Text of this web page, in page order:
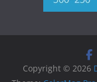
Copyright © 2026